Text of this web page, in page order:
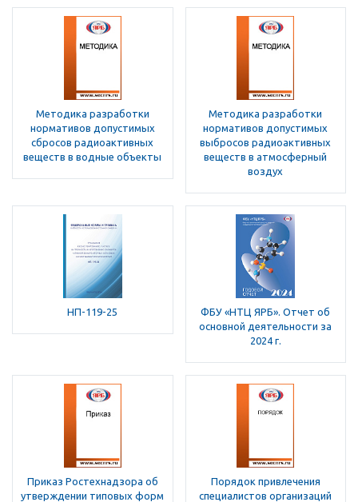
Методика разработки
нормативов допустимых
сбросов радиоактивных
веществ в водные объекты
Методика разработки
нормативов допустимых
выбросов радиоактивных
веществ в атмосферный
воздух
НП-119-25
ФБУ «НТЦ ЯРБ». Отчет об
основной деятельности за
2024 г.
Приказ Ростехнадзора об
утверждении типовых форм
Порядок привлечения
специалистов организаций